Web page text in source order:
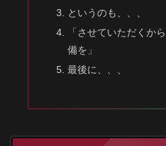
というのも、、、
「させていただくか
備を」
最後に、、、